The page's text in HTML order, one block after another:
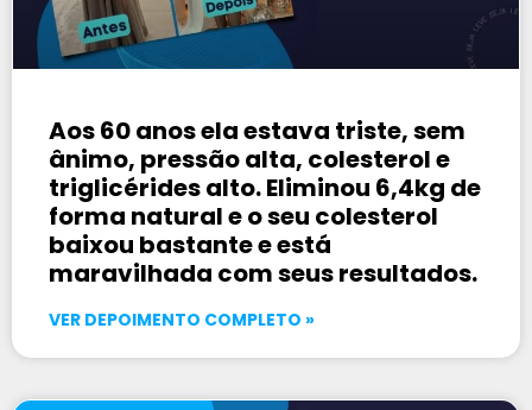
Aos 60 anos ela estava triste, sem
ânimo, pressão alta, colesterol e
triglicérides alto. Eliminou 6,4kg de
forma natural e o seu colesterol
baixou bastante e está
maravilhada com seus resultados.
VER DEPOIMENTO COMPLETO »